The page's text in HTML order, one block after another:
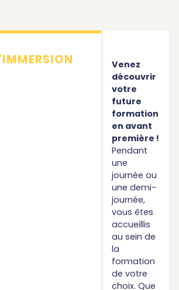
Venez
découvrir
votre
future
formation
en avant
première !
Pendant
une
journée ou
une demi-
journée,
vous êtes
accueillis
au sein de
la
formation
de votre
choix. Que